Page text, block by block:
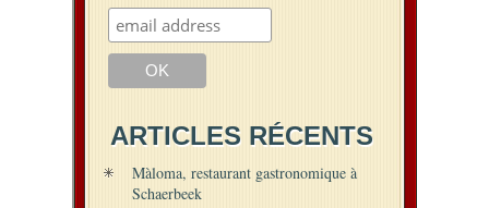
ARTICLES RÉCENTS
Màloma, restaurant gastronomique à
Schaerbeek